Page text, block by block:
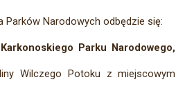
Parków Narodowych odbędzie się:
Parku Narodowego,
Wilczego Potoku z miejscowym